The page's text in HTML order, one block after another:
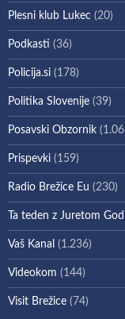
Plesni klub Lukec (20)
Podkasti (36)
Policija.si (178)
Politika Slovenije (39)
Posavski Obzornik
Prispevki (159)
Radio Brežice Eu (230)
Ta teden z Juretom
Vaš Kanal (1.236)
Videokom (144)
Visit Brežice (74)